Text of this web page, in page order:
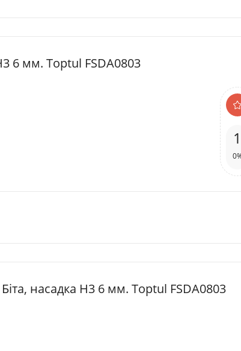
6 мм. Toptul FSDA0803
1
Біта, насадка H3 6 мм. Toptul FSDA0803